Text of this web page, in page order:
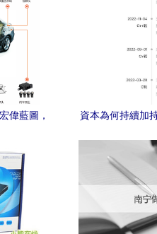
偉藍圖，
資本為何持續加